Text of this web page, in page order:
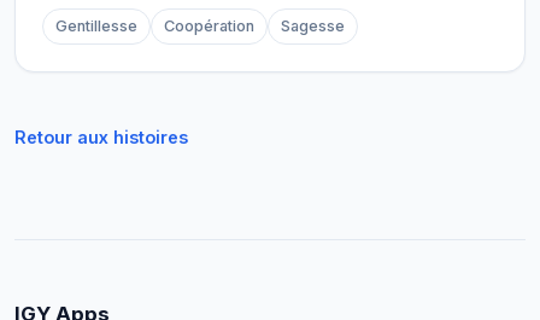
Gentillesse Coopération Sagesse
Retour aux histoires
IGY Apps